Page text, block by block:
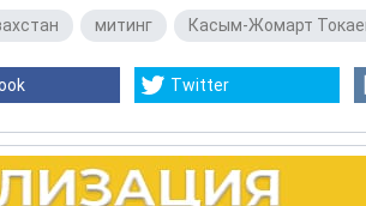
митинг Касым-Жомарт
Twitter